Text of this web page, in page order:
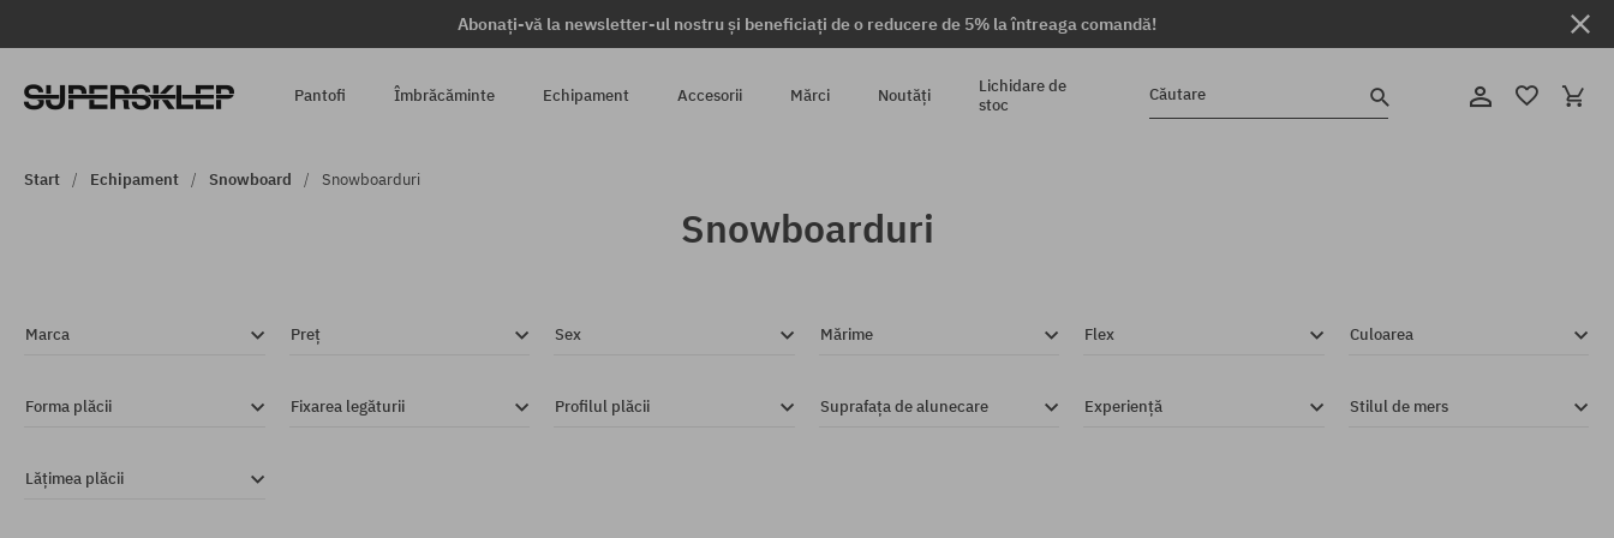
Abonați-vă la newsletter-ul nostru și beneficiați de o reducere de 5% la întreaga comandă!
Pantofi Îmbrăcăminte Echipament Accesorii Mărci Noutăți
Lichidare de
stoc
Căutare
Start Echipament Snowboard Snowboarduri
Snowboarduri
Marca Preț Sex Mărime Flex Culoarea
Forma plăcii Fixarea legăturii Profilul plăcii Suprafața de alunecare Experiență Stilul de mers
Lățimea plăcii